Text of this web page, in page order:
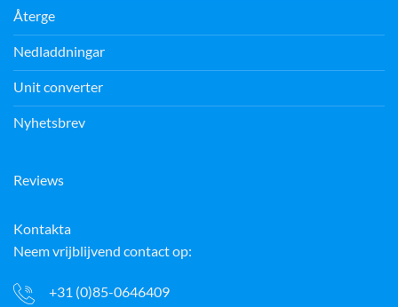
Återge
Nedladdningar
Unit converter
Nyhetsbrev
Reviews
Kontakta
Neem vrijblijvend contact op:
+31 (0)85-0646409